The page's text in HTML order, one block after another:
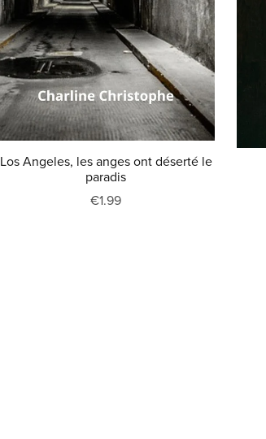
Los Angeles, les anges ont déserté le
paradis
€1.99